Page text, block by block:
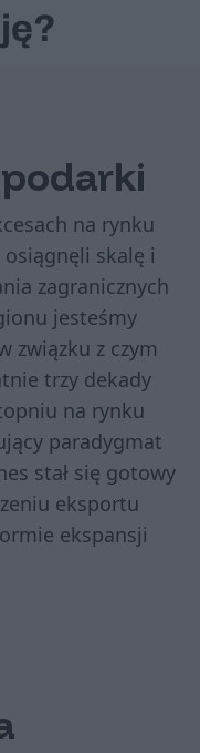
na rynku
skalę i
zagranicznych
jesteśmy
związku z czym
trzy dekady
na rynku
paradygmat
stał się gotowy
eksportu
ekspansji